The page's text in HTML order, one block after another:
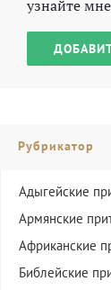
узнайте
Рубрикатор
Адыгейские
Армянские
Африканские
Библейские